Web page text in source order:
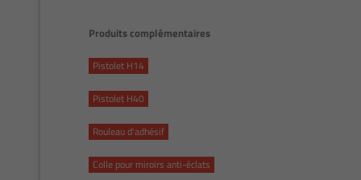
Produits complémentaires
Pistolet H14
Pistolet H40
Rouleau d'adhésif
Colle pour miroirs anti-éclats